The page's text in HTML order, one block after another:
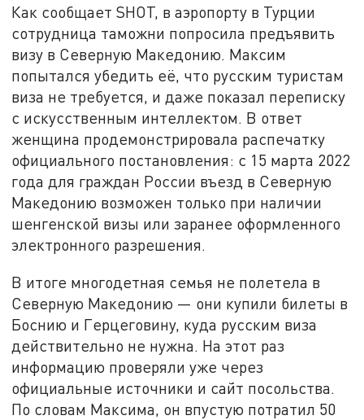
Как сообщает SHOT, в аэропорту в Турции
сотрудница таможни попросила предъявить
визу в Северную Македонию. Максим
попытался убедить её, что русским туристам
виза не требуется, и даже показал переписку
с искусственным интеллектом. В ответ
женщина продемонстрировала распечатку
официального постановления: с 15 марта 2022
года для граждан России въезд в Северную
Македонию возможен только при наличии
шенгенской визы или заранее оформленного
электронного разрешения.
В итоге многодетная семья не полетела в
Северную Македонию — они купили билеты в
Боснию и Герцеговину, куда русским виза
действительно не нужна. На этот раз
информацию проверяли уже через
официальные источники и сайт посольства.
По словам Максима, он впустую потратил 50